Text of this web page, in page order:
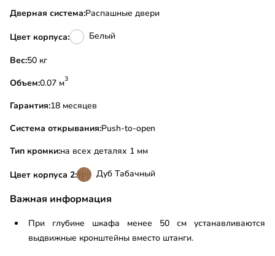
Дверная система:Распашные двери
Цвет корпуса: Белый
Вес:
50 кг
Объем:
0.07 м3
Гарантия:18 месяцев
Система открывания:Push-to-open
Тип кромки:на всех деталях 1 мм
Цвет корпуса 2: Дуб Табачный
Важная информация
При глубине шкафа менее 50 см устанавливаются
выдвижные кронштейны вместо штанги.